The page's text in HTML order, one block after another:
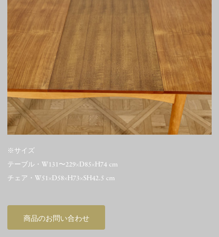
※サイズ
テーブル・W131〜229×D85×H74 cm
チェア・W51×D58×H73×SH42.5 cm
商品のお問い合わせ